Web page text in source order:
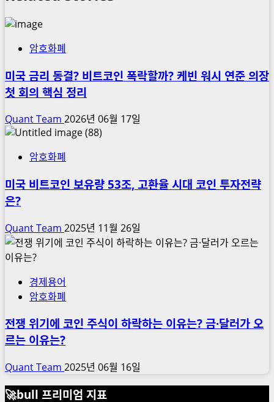
암호화폐
미국 금리 동결? 비트코인 폭락할까? 케빈 워시 연준 의장
첫 회의 핵심 정리
Quant Team 2026년 06월 17일
암호화폐
미국 비트코인 보유량 53조, 고환율 시대 코인 투자전략
은?
Quant Team 2025년 11월 26일
경제용어
암호화폐
전쟁 위기에 코인 주식이 하락하는 이유는? 금·달러가 오
르는 이유는?
Quant Team 2025년 06월 16일
🚀bull 프리미엄 지표